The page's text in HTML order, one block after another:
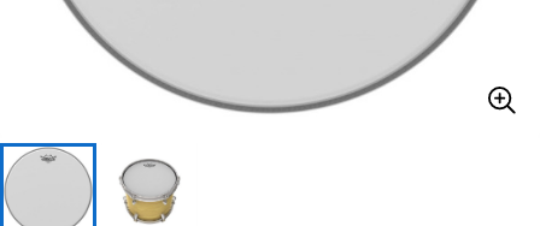
アンプ エフェクター
DJ機器